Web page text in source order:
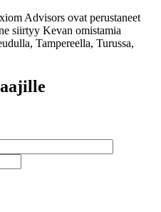
Advisors ovat perustaneet
siirtyy Kevan omistamia
Tampereella, Turussa,